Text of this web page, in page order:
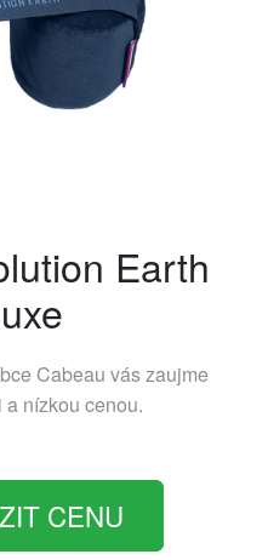
Earth
Cabeau vás zaujme
nízkou cenou.
CENU